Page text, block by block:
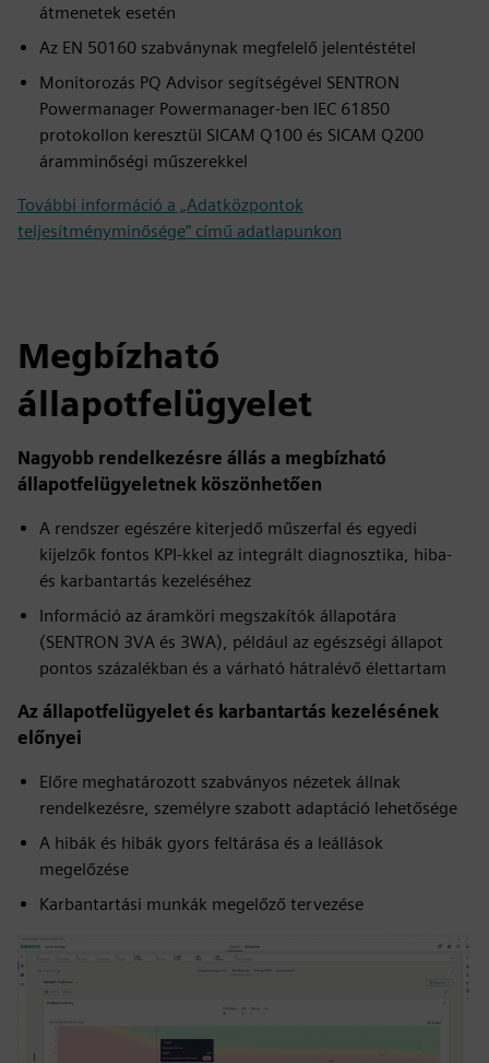
átmenetek esetén
Az EN 50160 szabványnak megfelelő jelentéstétel
Monitorozás PQ Advisor segítségével SENTRON
Powermanager Powermanager-ben IEC 61850
protokollon keresztül SICAM Q100 és SICAM Q200
áramminőségi műszerekkel
További információ a „Adatközpontok
teljesítményminősége” című adatlapunkon
Megbízható
állapotfelügyelet
Nagyobb rendelkezésre állás a megbízható
állapotfelügyeletnek köszönhetően
A rendszer egészére kiterjedő műszerfal és egyedi
kijelzők fontos KPI-kkel az integrált diagnosztika, hiba-
és karbantartás kezeléséhez
Információ az áramköri megszakítók állapotára
(SENTRON 3VA és 3WA), például az egészségi állapot
pontos százalékban és a várható hátralévő élettartam
Az állapotfelügyelet és karbantartás kezelésének
előnyei
Előre meghatározott szabványos nézetek állnak
rendelkezésre, személyre szabott adaptáció lehetősége
A hibák és hibák gyors feltárása és a leállások
megelőzése
Karbantartási munkák megelőző tervezése